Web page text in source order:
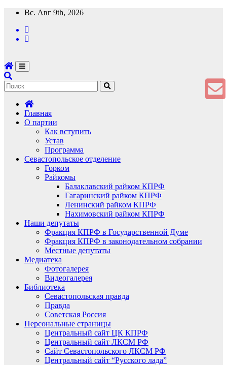
Перейти
содержимому
Вс. Авг 9th, 2026
Главная
О партии
Как вступить
Устав
Программа
Севастопольское отделение
Горком
Райкомы
Балаклавский райком КПРФ
Гагаринский райком КПРФ
Ленинский райком КПРФ
Нахимовский райком КПРФ
Наши депутаты
Фракция КПРФ в Государственной Думе
Фракция КПРФ в законодательном собрании
Местные депутаты
Медиатека
Фотогалерея
Видеогалерея
Библиотека
Севастопольская правда
Правда
Советская Россия
Персональные страницы
Центральный сайт ЦК КПРФ
Центральный сайт ЛКСМ РФ
Сайт Севастопольского ЛКСМ РФ
Центральный сайт “Русского лада”